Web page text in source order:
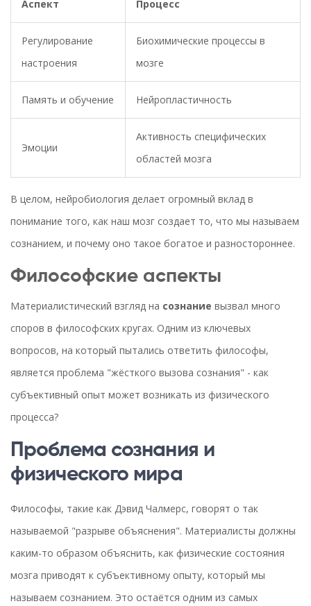
Аспект Процесс
Регулирование
настроения
Биохимические процессы в
мозге
Память и обучение Нейропластичность
Эмоции
Активность специфических
областей мозга
В целом, нейробиология делает огромный вклад в
понимание того, как наш мозг создает то, что мы называем
сознанием, и почему оно такое богатое и разностороннее.
Философские аспекты
Материалистический взгляд на сознание вызвал много
споров в философских кругах. Одним из ключевых
вопросов, на который пытались ответить философы,
является проблема "жёсткого вызова сознания" - как
субъективный опыт может возникать из физического
процесса?
Проблема сознания и
физического мира
Философы, такие как Дэвид Чалмерс, говорят о так
называемой "разрыве объяснения". Материалисты должны
каким-то образом объяснить, как физические состояния
мозга приводят к субъективному опыту, который мы
называем сознанием. Это остаётся одним из самых